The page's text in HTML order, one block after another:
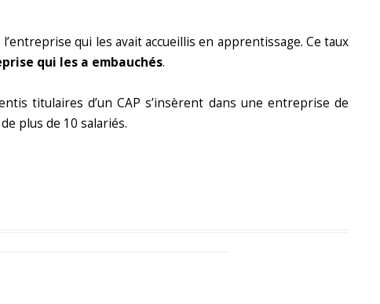
qui les avait accueillis en apprentissage. Ce taux
qui les a embauchés.
titulaires d’un CAP s’insèrent dans une entreprise de
plus de 10 salariés.